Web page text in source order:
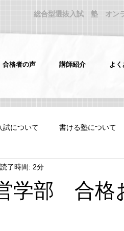
総合型選抜入試 塾 オン
合格者の声 講師紹介 よ
試について 書ける塾について
慶應義塾大学法学部FIT入試
学部 合格
読了時間: 2分